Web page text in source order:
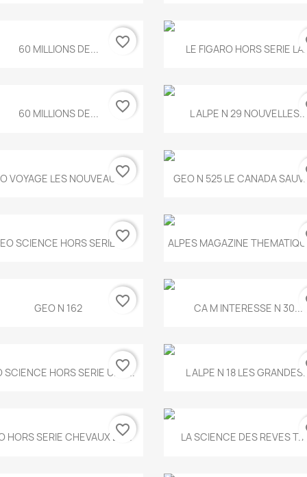
Aperçu rapide
60 MILLIONS DE... favorite_border Aperçu rapide
LE FIGARO HORS SERIE
Aperçu rapide
60 MILLIONS DE... favorite_border Aperçu rapide
L ALPE N 29 NOUVELLES...
Aperçu rapide
VOYAGE LES NOUVEAUX...
favorite_border Aperçu rapide
GEO N 525 LE CANADA
Aperçu rapide
SCIENCE HORS SERIE...
favorite_border Aperçu rapide
ALPES MAGAZINE
Aperçu rapide
GEO N 162 favorite_border Aperçu rapide
CA M INTERESSE N 30...
Aperçu rapide
SCIENCE HORS SERIE UNE...
favorite_border Aperçu rapide
L ALPE N 18 LES
Aperçu rapide
HORS SERIE CHEVAUX ET...
favorite_border Aperçu rapide
LA SCIENCE DES REVES